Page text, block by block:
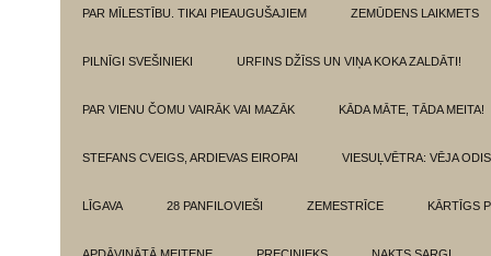
PAR MĪLESTĪBU. TIKAI PIEAUGUŠAJIEM ZEMŪDENS LAIKMETS
PILNĪGI SVEŠINIEKI URFINS DŽĪSS UN VIŅA KOKA ZALDĀTI!
PAR VIENU ČOMU VAIRĀK VAI MAZĀK KĀDA MĀTE, TĀDA MEITA!
STEFANS CVEIGS, ARDIEVAS EIROPAI VIESUĻVĒTRA: VĒJA
LĪGAVA 28 PANFILOVIEŠI ZEMESTRĪCE KĀRTĪGS